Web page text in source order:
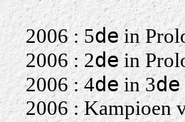
2006 : 5dein
2006 : 2dein
2006 : 4dein 3de
2006 : Kampioen